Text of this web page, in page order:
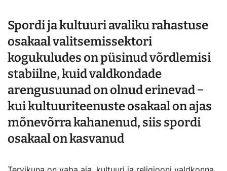
Spordi ja kultuuri avaliku rahastuse
osakaal valitsemissektori
kogukuludes on püsinud võrdlemisi
stabiilne, kuid valdkondade
arengusuunad on olnud erinevad −
kui kultuuriteenuste osakaal on ajas
mõnevõrra kahanenud, siis spordi
osakaal on kasvanud